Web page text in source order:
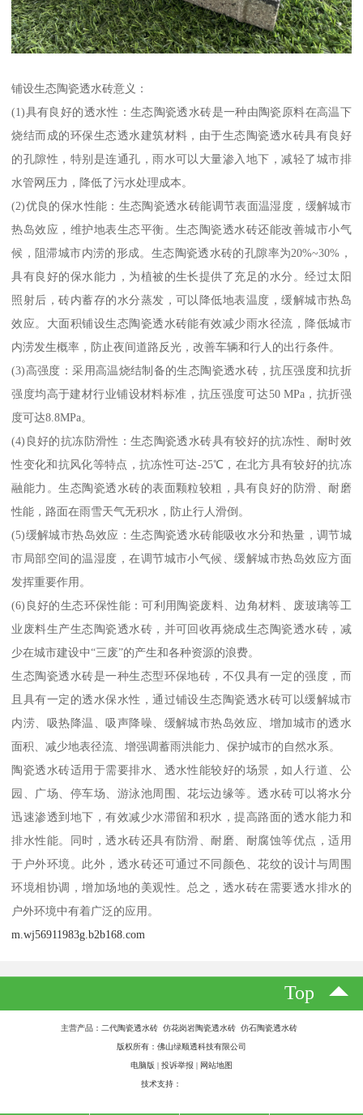
铺设生态陶瓷透水砖意义：
(1)具有良好的透水性：生态陶瓷透水砖是一种由陶瓷原料在高温下
烧结而成的环保生态透水建筑材料，由于生态陶瓷透水砖具有良好
的孔隙性，特别是连通孔，雨水可以大量渗入地下，减轻了城市排
水管网压力，降低了污水处理成本。
(2)优良的保水性能：生态陶瓷透水砖能调节表面温湿度，缓解城市
热岛效应，维护地表生态平衡。生态陶瓷透水砖还能改善城市小气
候，阻滞城市内涝的形成。生态陶瓷透水砖的孔隙率为20%~30%，
具有良好的保水能力，为植被的生长提供了充足的水分。经过太阳
照射后，砖内蓄存的水分蒸发，可以降低地表温度，缓解城市热岛
效应。大面积铺设生态陶瓷透水砖能有效减少雨水径流，降低城市
内涝发生概率，防止夜间道路反光，改善车辆和行人的出行条件。
(3)高强度：采用高温烧结制备的生态陶瓷透水砖，抗压强度和抗折
强度均高于建材行业铺设材料标准，抗压强度可达50 MPa，抗折强
度可达8.8MPa。
(4)良好的抗冻防滑性：生态陶瓷透水砖具有较好的抗冻性、耐时效
性变化和抗风化等特点，抗冻性可达-25℃，在北方具有较好的抗冻
融能力。生态陶瓷透水砖的表面颗粒较粗，具有良好的防滑、耐磨
性能，路面在雨雪天气无积水，防止行人滑倒。
(5)缓解城市热岛效应：生态陶瓷透水砖能吸收水分和热量，调节城
市局部空间的温湿度，在调节城市小气候、缓解城市热岛效应方面
发挥重要作用。
(6)良好的生态环保性能：可利用陶瓷废料、边角材料、废玻璃等工
业废料生产生态陶瓷透水砖，并可回收再烧成生态陶瓷透水砖，减
少在城市建设中“三废”的产生和各种资源的浪费。
生态陶瓷透水砖是一种生态型环保地砖，不仅具有一定的强度，而
且具有一定的透水保水性，通过铺设生态陶瓷透水砖可以缓解城市
内涝、吸热降温、吸声降噪、缓解城市热岛效应、增加城市的透水
面积、减少地表径流、增强调蓄雨洪能力、保护城市的自然水系。
陶瓷透水砖适用于需要排水、透水性能较好的场景，如人行道、公
园、广场、停车场、游泳池周围、花坛边缘等。透水砖可以将水分
迅速渗透到地下，有效减少水滞留和积水，提高路面的透水能力和
排水性能。同时，透水砖还具有防滑、耐磨、耐腐蚀等优点，适用
于户外环境。此外，透水砖还可通过不同颜色、花纹的设计与周围
环境相协调，增加场地的美观性。总之，透水砖在需要透水排水的
户外环境中有着广泛的应用。
m.wj56911983g.b2b168.com
Top
主营产品：二代陶瓷透水砖 仿花岗岩陶瓷透水砖 仿石陶瓷透水砖
版权所有：佛山绿顺透科技有限公司
电脑版 | 投诉举报 | 网站地图
技术支持：